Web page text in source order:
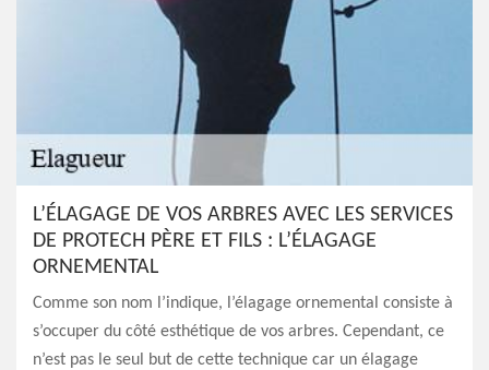
L’ÉLAGAGE DE VOS ARBRES AVEC LES SERVICES
DE PROTECH PÈRE ET FILS : L’ÉLAGAGE
ORNEMENTAL
Comme son nom l’indique, l’élagage ornemental consiste à
s’occuper du côté esthétique de vos arbres. Cependant, ce
n’est pas le seul but de cette technique car un élagage